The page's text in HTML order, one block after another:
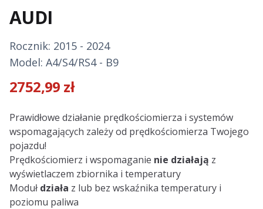
AUDI
Rocznik: 2015 - 2024
Model: A4/S4/RS4 - B9
2752,99 zł
Description
Prawidłowe działanie prędkościomierza i systemów
wspomagających zależy od prędkościomierza Twojego
pojazdu!
Prędkościomierz i wspomaganie nie działają z
wyświetlaczem zbiornika i temperatury
Moduł działa z lub bez wskaźnika temperatury i
poziomu paliwa